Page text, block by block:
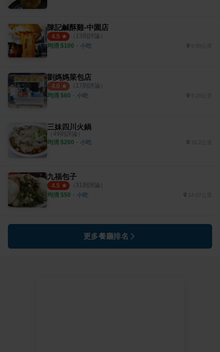
陳記鹹酥雞-中園店
4.5 （ 13則評論）
均消 $100 ・ 小吃
劉媽媽菜包店
4.0 （ 17則評論）
均消 $60 ・ 小吃
三妹四川火鍋
（ 49則評論）
均消 $200 ・ 小吃
九福包子
4.5 （ 31 則評論）
均消 $50 ・ 小吃 14.07公里
更多餐廳排名